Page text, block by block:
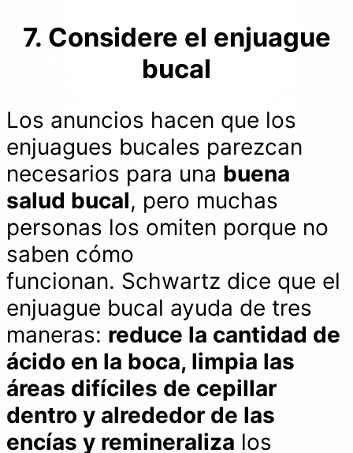
7. Considere el enjuague
bucal
Los anuncios hacen que los
enjuagues bucales parezcan
necesarios para una buena
salud bucal, pero muchas
personas los omiten porque no
saben cómo
funcionan. Schwartz dice que el
enjuague bucal ayuda de tres
maneras: reduce la cantidad de
ácido en la boca, limpia las
áreas difíciles de cepillar
dentro y alrededor de las
encías y remineraliza los